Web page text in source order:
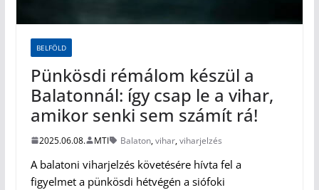
BELFÖLD
Pünkösdi rémálom készül a
Balatonnál: így csap le a vihar,
amikor senki sem számít rá!
2025.06.08. MTI Balaton,vihar,viharjelzés
A balatoni viharjelzés követésére hívta fel a
figyelmet a pünkösdi hétvégén a siófoki